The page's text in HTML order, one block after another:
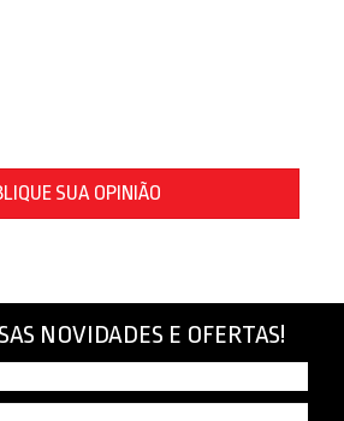
SUA OPINIÃO
NOVIDADES E OFERTAS!